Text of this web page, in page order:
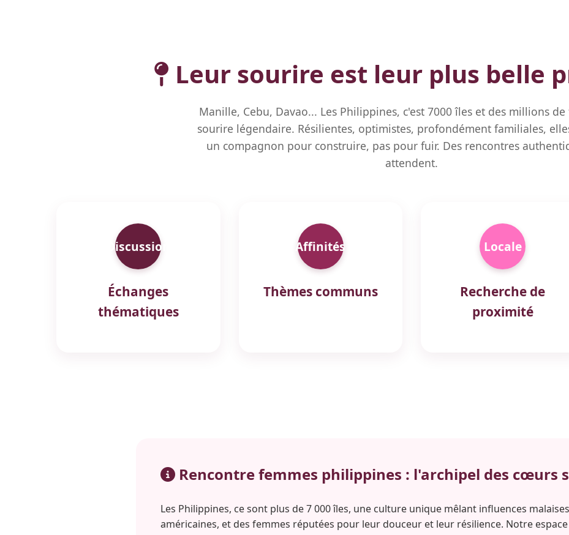
Leur sourire est leur plus belle
Manille, Cebu, Davao... Les Philippines, c'est 7000 îles et des millions de
sourire légendaire. Résilientes, optimistes, profondément familiales,
un compagnon pour construire, pas pour fuir. Des rencontres
attendent.
Discussion
Échanges
thématiques
Affinités
Thèmes communs
Locale
Recherche de
proximité
Rencontre femmes philippines : l'archipel des cœurs
Les Philippines, ce sont plus de 7 000 îles, une culture unique mêlant influences
américaines, et des femmes réputées pour leur douceur et leur résilience. Notre